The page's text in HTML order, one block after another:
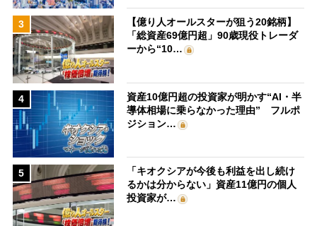
3
【億り人オールスターが狙う20銘柄】
「総資産69億円超」90歳現役トレーダ
ーから“10…
4
資産10億円超の投資家が明かす“AI・半
導体相場に乗らなかった理由” フルポ
ジション…
5
「キオクシアが今後も利益を出し続け
るかは分からない」資産11億円の個人
投資家が…